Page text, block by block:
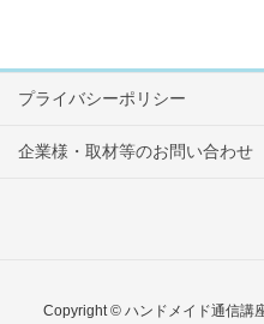
プライバシーポリシー
企業様・取材等のお問い合わせ
Copyright © ハンドメイド通信講